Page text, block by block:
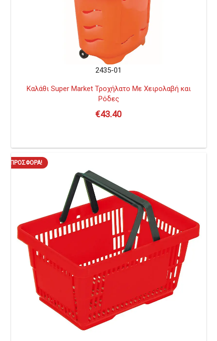
2435-01
Καλάθι Super Market Τροχήλατο Με Χειρολαβή και
Ρόδες
€43.40
ΠΡΟΣΦΟΡΆ!